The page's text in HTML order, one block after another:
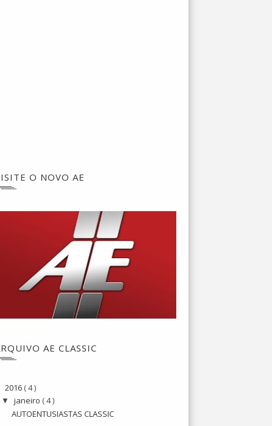
O NOVO AE
AE CLASSIC
2016 ( 4 )
▼janeiro ( 4 )
AUTOENTUSIASTAS CLASSIC